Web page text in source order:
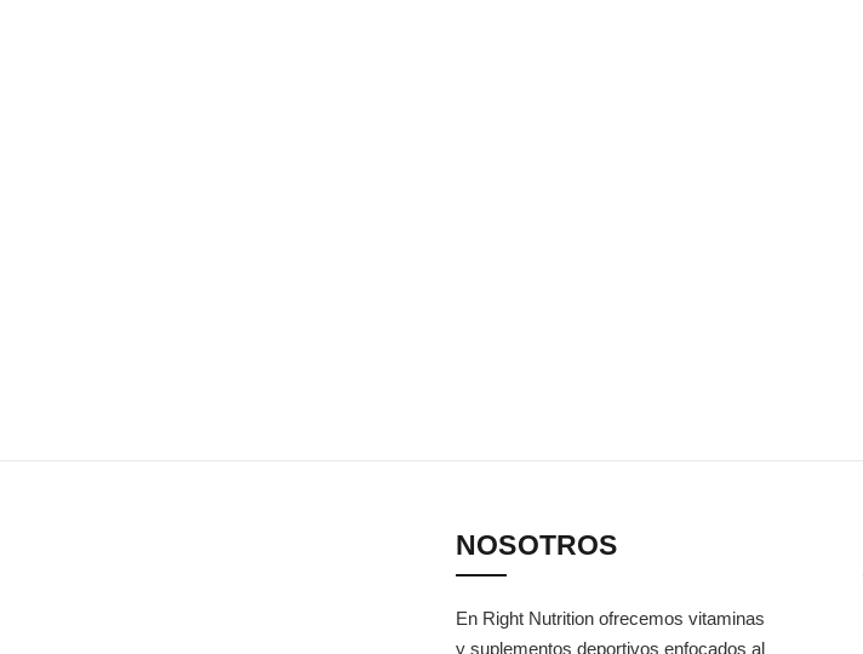
NOSOTROS
En Right Nutrition ofrecemos vitaminas
y suplementos deportivos enfocados al